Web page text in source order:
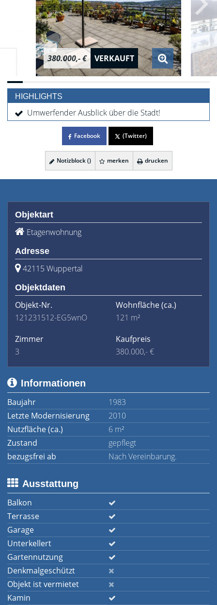
380.000,- € VERKAUFT
HIGHLIGHTS
Umwerfender Ausblick über die Stadt!
Facebook (Twitter)
Notizblock () merken drucken
Objektart
Etagenwohnung
Adresse
42115 Wuppertal
Objektdaten
Objekt-Nr.
121231512-EG5wnO
Wohnfläche(ca.)
121 m²
Zimmer
3
Kaufpreis
380.000,- €
Informationen
Baujahr
1983
Letzte Modernisierung
2010
Nutzfläche (ca.)
6 m²
Zustand
gepflegt
bezugsfrei ab
Nach Vereinbarung.
Ausstattung
Balkon
Terrasse
Garage
Unterkellert
Gartennutzung
Denkmalgeschützt
Objekt ist vermietet
Kamin